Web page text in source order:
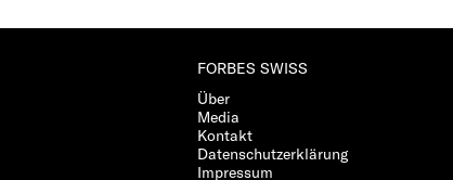
FORBES SWISS
Über
Media
Kontakt
Datenschutzerklärung
Impressum